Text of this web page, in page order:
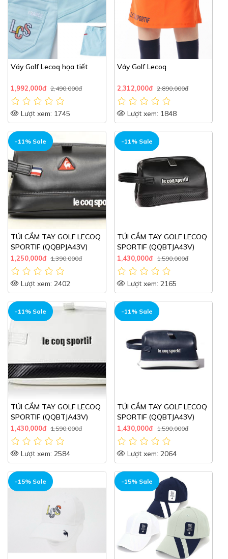
Váy Golf Lecoq họa tiết
1,992,000đ 2,490,000đ
Lượt xem: 1745
Váy Golf Lecoq
2,312,000đ 2,890,000đ
Lượt xem: 1848
-11% Sale
TÚI CẦM TAY GOLF LECOQ
SPORTIF (QQBPJA43V)
1,250,000đ 1,390,000đ
Lượt xem: 2402
-11% Sale
TÚI CẦM TAY GOLF LECOQ
SPORTIF (QQBTJA43V)
1,430,000đ 1,590,000đ
Lượt xem: 2165
-11% Sale
TÚI CẦM TAY GOLF LECOQ
SPORTIF (QQBTJA43V)
1,430,000đ 1,590,000đ
Lượt xem: 2584
-11% Sale
TÚI CẦM TAY GOLF LECOQ
SPORTIF (QQBTJA43V)
1,430,000đ 1,590,000đ
Lượt xem: 2064
-15% Sale -15% Sale